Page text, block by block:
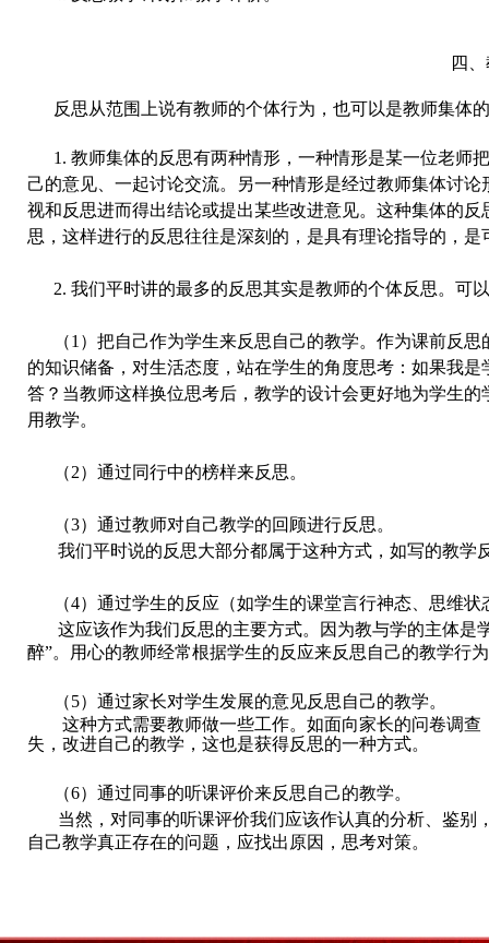
四
反思从范围上说有教师的个体行为，也可以是教师集体
1. 教师集体的反思有两种情形，一种情形是某一位老师
己的意见、一起讨论交流。另一种情形是经过教师集体讨
视和反思进而得出结论或提出某些改进意见。这种集体的
思，这样进行的反思往往是深刻的，是具有理论指导的，
2. 我们平时讲的最多的反思其实是教师的个体反思。可
（1 ）把自己作为学生来反思自己的教学。作为课前反
的知识储备，对生活态度，站在学生的角度思考：如果我
答？当教师这样换位思考后，教学的设计会更好地为学生
用教学。
（2）通过同行中的榜样来反思。
（3）通过教师对自己教学的回顾进行反思。
我们平时说的反思大部分都属于这种方式，如写的教
（4）通过学生的反应（如学生的课堂言行神态、思维
这应该作为我们反思的主要方式。因为教与学的主体
醉”。用心的教师经常根据学生的反应来反思自己的教学行
（5）通过家长对学生发展的意见反思自己的教学。
这种方式需要教师做一些工作。如面向家长的问卷调
失，改进自己的教学，这也是获得反思的一种方式。
（6）通过同事的听课评价来反思自己的教学。
当然，对同事的听课评价我们应该作认真的分析、鉴
自己教学真正存在的问题，应找出原因，思考对策。